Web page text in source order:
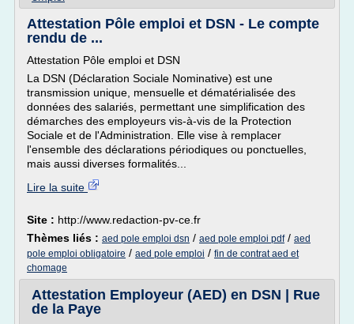
Attestation Pôle emploi et DSN - Le compte
rendu de ...
Attestation Pôle emploi et DSN
La DSN (Déclaration Sociale Nominative) est une
transmission unique, mensuelle et dématérialisée des
données des salariés, permettant une simplification des
démarches des employeurs vis-à-vis de la Protection
Sociale et de l'Administration. Elle vise à remplacer
l'ensemble des déclarations périodiques ou ponctuelles,
mais aussi diverses formalités...
Lire la suite
Site : http://www.redaction-pv-ce.fr
Thèmes liés : aed pole emploi dsn / aed pole emploi pdf/ aed
pole emploi obligatoire / aed pole emploi / fin de contrat aed et
chomage
Attestation Employeur (AED) en DSN | Rue
de la Paye